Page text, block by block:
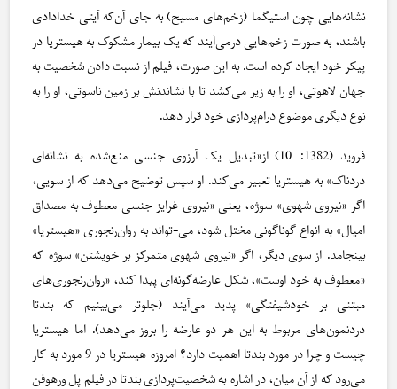
نشانه‌هایی چون استیگما (زخم‌های مسیح) به جای آن‌که آیتی خدادادی
باشند، به صورت زخم‌هایی درمی‌آیند که یک بیمار مشکوک به هیستریا در
پیکر خود ایجاد کرده است. به این صورت، فیلم از نسبت دادن شخصیت به
جهان لاهوتی، او را به زیر می‌کشد تا با نشاندنش بر زمین ناسوتی، او را به
نوع دیگری موضوع درام‌پردازی خود قرار دهد.
فروید (1382: 10) از«تبدیل یک آرزوی جنسی منع‌شده به نشانه‌ای
دردناک» به هیستریا تعبیر می‌کند. او سپس توضیح می‌دهد که از سویی،
اگر «نیروی شهوی» سوژه، یعنی «نیروی غرایز جنسی معطوف به مصداق
امیال» به انواع گوناگونی مختل شود، می-تواند به روان‌رنجوری «هیستریا»
بینجامد. از سوی دیگر، اگر «نیروی شهوی متمرکز بر خویشتن» سوژه که
«معطوف به خود اوست»، شکل عارضه‌گونه‌ای پیدا کند، «روان‌رنجوری‌های
مبتنی بر خودشیفتگی» پدید می‌آیند (جلوتر می‌بینیم که بندتا
دردنمون‌های مربوط به این هر دو عارضه را بروز می‌دهد). اما هیستریا
چیست و چرا در مورد بندتا اهمیت دارد؟ امروزه هیستریا در 9 مورد به کار
می‌رود که از آن میان، در اشاره به شخصیت‌پردازی بندتا در فیلم پل ورهوفن